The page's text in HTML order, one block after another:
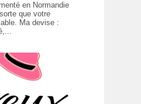
en Normandie
que votre
Ma devise :